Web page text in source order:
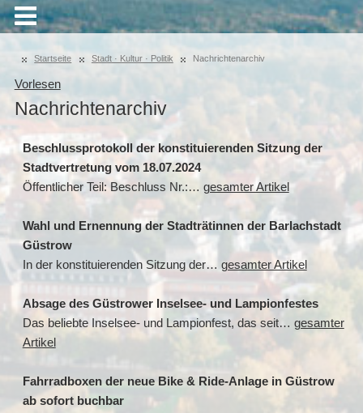
Startseite Stadt · Kultur · Politik Nachrichtenarchiv
Vorlesen
Nachrichtenarchiv
Beschlussprotokoll der konstituierenden Sitzung der
Stadtvertretung vom 18.07.2024
Öffentlicher Teil: Beschluss Nr.:… gesamter Artikel
Wahl und Ernennung der Stadträtinnen der Barlachstadt
Güstrow
In der konstituierenden Sitzung der… gesamter Artikel
Absage des Güstrower Inselsee- und Lampionfestes
Das beliebte Inselsee- und Lampionfest, das seit… gesamter
Artikel
Fahrradboxen der neue Bike & Ride-Anlage in Güstrow
ab sofort buchbar